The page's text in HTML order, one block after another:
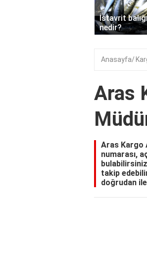
İstavrit
nedir?
‹
Anasayfa
Aras
Aras Kargo
numarası,
takip
doğrudan